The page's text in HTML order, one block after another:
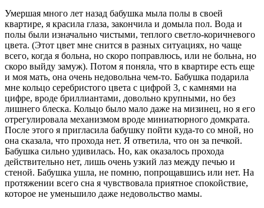
Умершая много лет назад бабушка мыла полы в своей
квартире, я красила глаза, закончила и домыла пол. Вода и
полы были изначально чистыми, теплого светло-коричневого
цвета. (Этот цвет мне снится в разных ситуациях, но чаще
всего, когда я больна, но скоро поправлюсь, или не больна, но
скоро выйду замуж). Потом я поняла, что в квартире есть еще
и моя мать, она очень недовольна чем-то. Бабушка подарила
мне кольцо серебристого цвета с цифрой 3, с камнями на
цифре, вроде бриллиантами, довольно крупными, но без
лишнего блеска. Кольцо было мало даже на мизинец, но я его
отрегулировала механизмом вроде миниатюрного домкрата.
После этого я пригласила бабушку пойти куда-то со мной, но
она сказала, что прохода нет. Я ответила, что он за печкой.
Бабушка сильно удивилась. Но, как оказалось прохода
действительно нет, лишь очень узкий лаз между печью и
стеной. Бабушка ушла, не помню, попрощавшись или нет. На
протяжении всего сна я чувствовала приятное спокойствие,
которое не уменьшило даже недовольство мамы.